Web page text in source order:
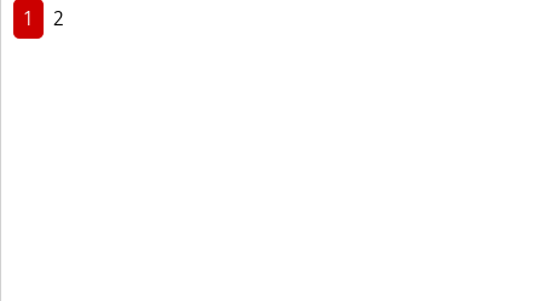
1
2